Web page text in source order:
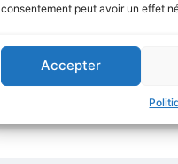
consentement peut avoir un effet
Accepter